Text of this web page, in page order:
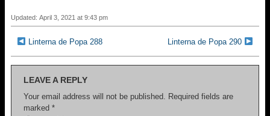
c
e
b
o
o
tt
er
ail ar
Updated: April 3, 2021 at 9:43 pm
Linterna de Popa 288 Linterna de Popa 290
LEAVE A REPLY
Your email address will not be published.
Required fields are
marked *